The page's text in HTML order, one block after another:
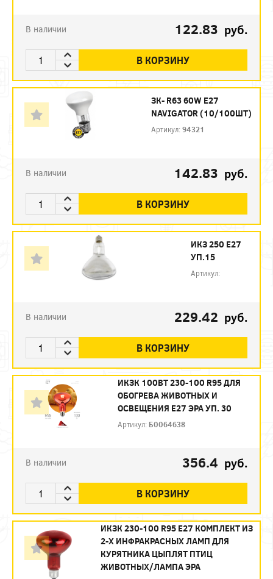
В наличии 122.83 руб.
В КОРЗИНУ
ЗК- R63 60W E27
NAVIGATOR (10/100ШТ)
Артикул:94321
В наличии 142.83 руб.
В КОРЗИНУ
ИКЗ 250 Е27
УП.15
Артикул:
В наличии 229.42 руб.
В КОРЗИНУ
ИКЗК 100ВТ 230-100 R95 ДЛЯ
ОБОГРЕВА ЖИВОТНЫХ И
ОСВЕЩЕНИЯ Е27 ЭРА УП. 30
Артикул: Б0064638
В наличии 356.4 руб.
В КОРЗИНУ
ИКЗК 230-100 R95 E27 КОМПЛЕКТ ИЗ
2-Х ИНФРАКРАСНЫХ ЛАМП ДЛЯ
КУРЯТНИКА ЦЫПЛЯТ ПТИЦ
ЖИВОТНЫХ/ЛАМПА ЭРА